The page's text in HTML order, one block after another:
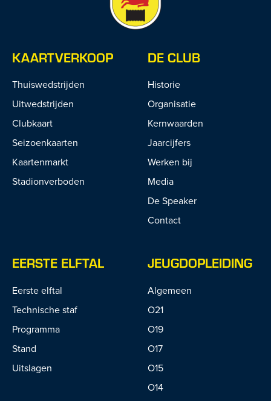
KAARTVERKOOP
Thuiswedstrijden
Uitwedstrijden
Clubkaart
Seizoenkaarten
Kaartenmarkt
Stadionverboden
DE CLUB
Historie
Organisatie
Kernwaarden
Jaarcijfers
Werken bij
Media
De Speaker
Contact
EERSTE ELFTAL
Eerste elftal
Technische staf
Programma
Stand
Uitslagen
JEUGDOPLEIDING
Algemeen
O21
O19
O17
O15
O14